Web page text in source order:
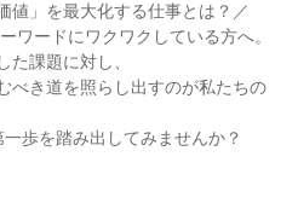
値」を最大化する仕事とは？／
ワードにワクワクしている方へ。
た課題に対し、
べき道を照らし出すのが私たちの
歩を踏み出してみませんか？